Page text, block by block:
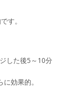
す。
した後5～10分
効果的。